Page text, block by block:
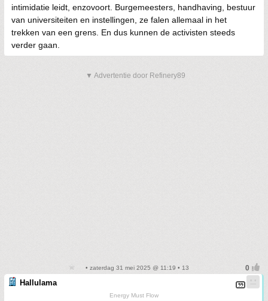
intimidatie leidt, enzovoort. Burgemeesters, handhaving, bestuur
van universiteiten en instellingen, ze falen allemaal in het
trekken van een grens. En dus kunnen de activisten steeds
verder gaan.
▼ Advertentie door Refinery89
• zaterdag 31 mei 2025 @ 11:19 • 13
Hallulama
Energy Must Flow